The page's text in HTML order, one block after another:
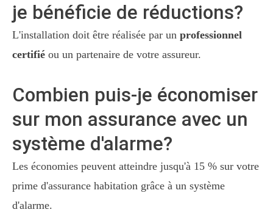
je bénéficie de réductions?
L'installation doit être réalisée par un professionnel
certifié ou un partenaire de votre assureur.
Combien puis-je économiser
sur mon assurance avec un
système d'alarme?
Les économies peuvent atteindre jusqu'à 15 % sur votre
prime d'assurance habitation grâce à un système
d'alarme.